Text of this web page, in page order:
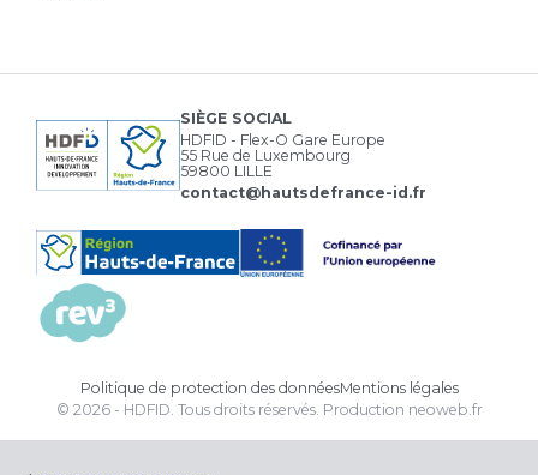
SIÈGE SOCIAL
HDFID - Flex-O Gare Europe
55 Rue de Luxembourg
59800 LILLE
contact@hautsdefrance-id.fr
Politique de protection des donnéesMentions légales
© 2026 - HDFID. Tous droits réservés. Production neoweb.fr